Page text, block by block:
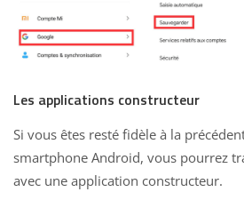
Les applications constructeur
Si vous êtes resté fidèle à la
smartphone Android, vous pourrez
avec une application constructeur.